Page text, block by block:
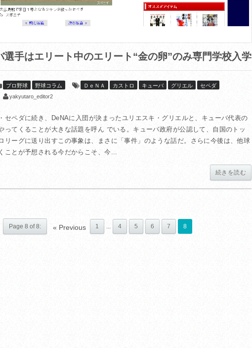
選手はエリート中のエリート“金の卵”のみ専門学校入学
プロ野球 野球コラム ＤｅＮＡ カストロ キューバ グリエル
セペダ
yakyutaro_editor2
セペダに続き、DeNAに入団が決まったユリエスキ・グリエルと、キューバ代表の
ってくることが大きな話題を呼ん でいる。キューバ政府が公認して、自国のトッ
リーグに送り出すこの事象は、まさに「事件」のような話だ。さらに今後は、他球
ことが予想される今だからこそ、今...
続きを読む
Page 8 of 8: « Previous 1 ... 4 5 6 7 8